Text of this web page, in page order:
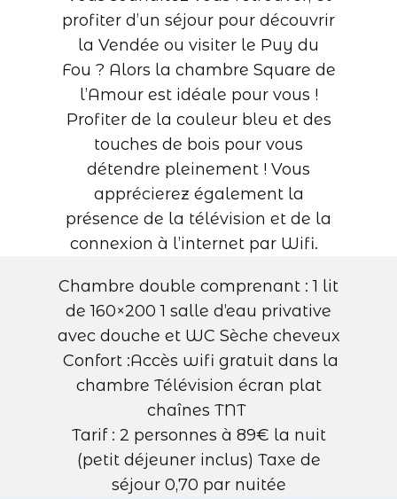
profiter d’un séjour pour découvrir
la Vendée ou visiter le Puy du
Fou ? Alors la chambre Square de
l’Amour est idéale pour vous !
Profiter de la couleur bleu et des
touches de bois pour vous
détendre pleinement ! Vous
apprécierez également la
présence de la télévision et de la
connexion à l’internet par Wifi.
Chambre double comprenant : 1 lit
de 160×200 1 salle d’eau privative
avec douche et WC Sèche cheveux
Confort :Accès wifi gratuit dans la
chambre Télévision écran plat
chaînes TNT
Tarif : 2 personnes à 89€ la nuit
(petit déjeuner inclus) Taxe de
séjour 0,70 par nuitée